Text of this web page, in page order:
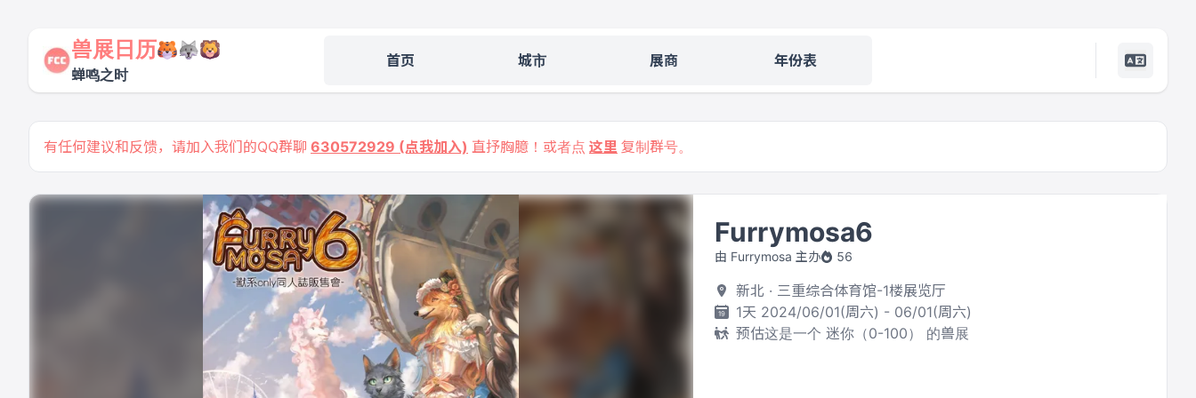
兽展日历
蝉鸣之时
首页 城市 展商 年份表
有任何建议和反馈，请加入我们的QQ群聊 630572929 (点我加入) 直抒胸臆！或者点 这里 复制群号。
Furrymosa6
由 Furrymosa 主办 56
新北 · 三重综合体育馆-1楼展览厅
1天 2024/06/01(周六) - 06/01(周六)
预估这是一个 迷你（0-100） 的兽展